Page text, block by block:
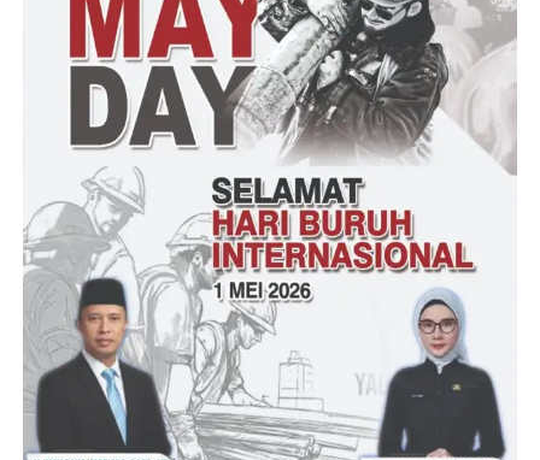
Abdul menambahkan bahwa kedepannya Polda Banten
menghadapi tantangan Kamtibmas dan sosial yang perlu
diwaspadai. “Saat ini kita dalam rangka Operasi Mantap Brata
tentunya tantangan Kamtibmas yang perlu diwaspadai untuk
pengamanan Pemilu, karena potensi gangguan Kamtibmas dan
sosial yang akan meningkat,” ucap Abdul.
(SN/Bidhumas Polda Banten)
Post Views: 18